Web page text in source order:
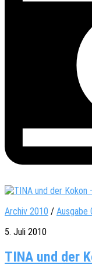
Archiv 2010 / Ausgabe
5. Juli 2010
TINA und der